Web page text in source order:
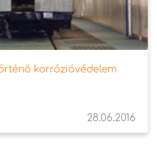
korrózióvédelem
28.06.2016